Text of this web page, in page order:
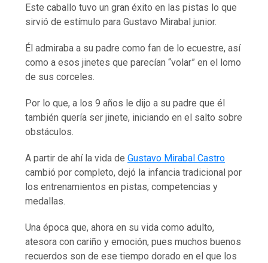
Este caballo tuvo un gran éxito en las pistas lo que
sirvió de estímulo para Gustavo Mirabal junior.
Él admiraba a su padre como fan de lo ecuestre, así
como a esos jinetes que parecían “volar” en el lomo
de sus corceles.
Por lo que, a los 9 años le dijo a su padre que él
también quería ser jinete, iniciando en el salto sobre
obstáculos.
A partir de ahí la vida deGustavo Mirabal Castro
cambió por completo, dejó la infancia tradicional por
los entrenamientos en pistas, competencias y
medallas.
Una época que, ahora en su vida como adulto,
atesora con cariño y emoción, pues muchos buenos
recuerdos son de ese tiempo dorado en el que los